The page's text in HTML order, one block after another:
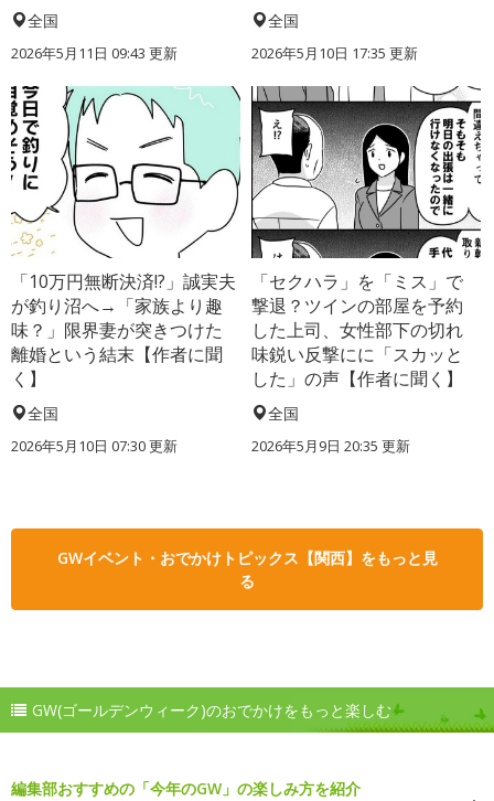
全国
2026年5月11日 09:43 更新
全国
2026年5月10日 17:35 更新
「10万円無断決済!?」誠実夫
が釣り沼へ→「家族より趣
味？」限界妻が突きつけた
離婚という結末【作者に聞
く】
全国
2026年5月10日 07:30 更新
「セクハラ」を「ミス」で
撃退？ツインの部屋を予約
した上司、女性部下の切れ
味鋭い反撃にに「スカッと
した」の声【作者に聞く】
全国
2026年5月9日 20:35 更新
GWイベント・おでかけトピックス【関西】をもっと見
る
GW(ゴールデンウィーク)のおでかけをもっと楽しむ
編集部おすすめの「今年のGW」の楽しみ方を紹介